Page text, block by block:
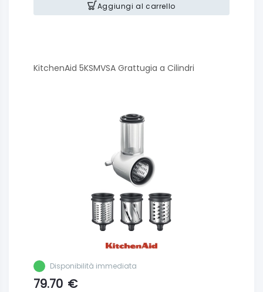
Aggiungi al carrello
KitchenAid 5KSMVSA Grattugia a Cilindri
Disponibilità immediata
79.70 €